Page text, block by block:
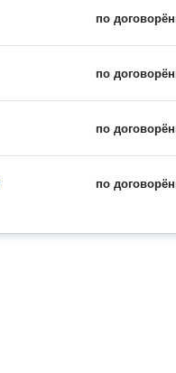
по
по
по
по